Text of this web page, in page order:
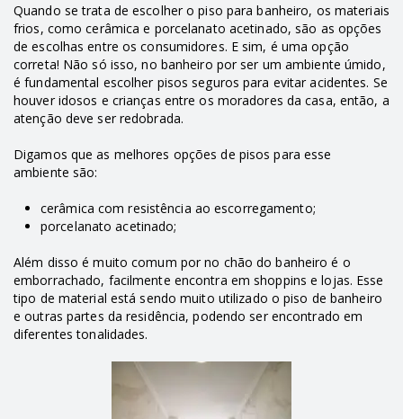
Quando se trata de escolher o piso para banheiro, os materiais
frios, como cerâmica e porcelanato acetinado, são as opções
de escolhas entre os consumidores. E sim, é uma opção
correta! Não só isso, no banheiro por ser um ambiente úmido,
é fundamental escolher pisos seguros para evitar acidentes. Se
houver idosos e crianças entre os moradores da casa, então, a
atenção deve ser redobrada.
Digamos que as melhores opções de pisos para esse
ambiente são:
cerâmica com resistência ao escorregamento;
porcelanato acetinado;
Além disso é muito comum por no chão do banheiro é o
emborrachado, facilmente encontra em shoppins e lojas. Esse
tipo de material está sendo muito utilizado o piso de banheiro
e outras partes da residência, podendo ser encontrado em
diferentes tonalidades.